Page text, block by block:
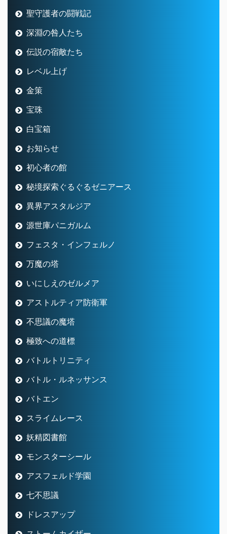
聖守護者の闘戦記
深淵の咎人たち
伝説の宿敵たち
レベル上げ
金策
宝珠
白宝箱
お知らせ
初心者の館
秘境探索ぐるぐるゼニアース
異界アスタルジア
源世庫パニガルム
フェスタ・インフェルノ
万魔の塔
いにしえのゼルメア
アストルティア防衛軍
不思議の魔塔
極致への道標
バトルトリニティ
バトル・ルネッサンス
バトエン
スライムレース
妖精図書館
モンスターシール
アスフェルド学園
七不思議
ドレスアップ